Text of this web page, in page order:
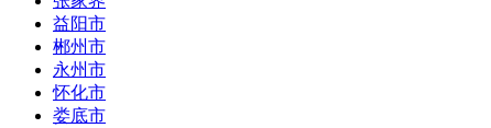
益阳市
郴州市
永州市
怀化市
娄底市